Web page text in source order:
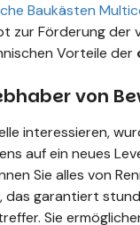
Baukästen
zur Förderung der
Vorteile der
von
interessieren,
auf ein neues
Sie alles von
das garantiert
Sie